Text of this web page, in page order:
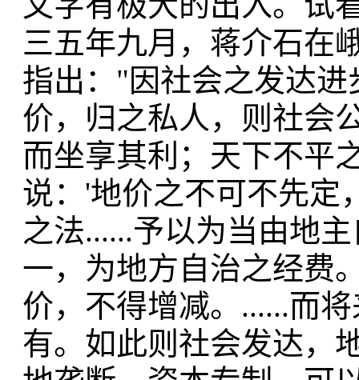
三五年九月，蒋介石在
指出："因社会之发达
价，归之私人，则社会
而坐享其利；天下不平
说：'地价之不可不先定
之法......予以为当由地
一，为地方自治之经费
价，不得增减。......而
有。如此则社会发达，